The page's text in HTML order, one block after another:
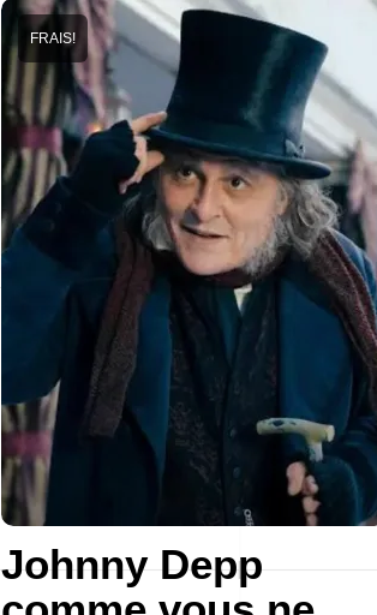
Johnny Depp
FRAIS!